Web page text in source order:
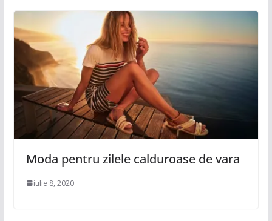
Moda pentru zilele calduroase de vara
iulie 8, 2020